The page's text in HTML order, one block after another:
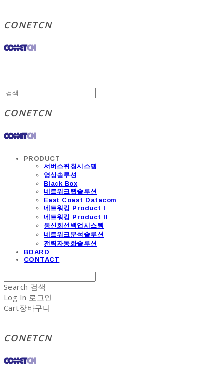
CONETCN
CONETCN
PRODUCT
서버스위칭시스템
영상솔루션
Black Box
네트워크탭솔루션
East Coast Datacom
네트워킹 Product I
네트워킹 Product II
통신회선백업시스템
네트워크분석솔루션
전력자동화솔루션
BOARD
CONTACT
Search 검색
Log In 로그인
Cart장바구니
CONETCN